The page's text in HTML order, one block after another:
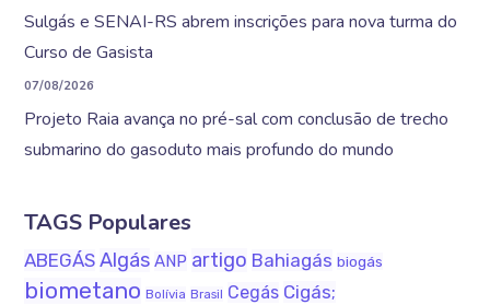
Sulgás e SENAI-RS abrem inscrições para nova turma do
Curso de Gasista
07/08/2026
Projeto Raia avança no pré-sal com conclusão de trecho
submarino do gasoduto mais profundo do mundo
TAGS Populares
ABEGÁS Algás ANP artigo Bahiagás biogás
biometano Bolívia Brasil Cegás Cigás;